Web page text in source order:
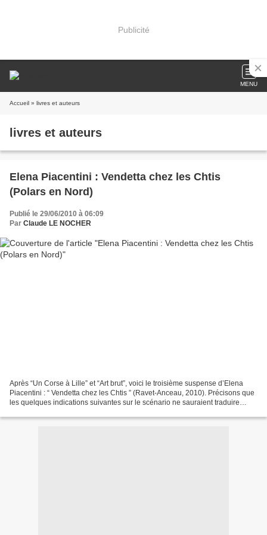
Publicité
MENU
Accueil » livres et auteurs
livres et auteurs
Elena Piacentini : Vendetta chez les Chtis
(Polars en Nord)
Publié le 29/06/2010 à 06:09
Par Claude LE NOCHER
Après “Un Corse à Lille” et “Art brut”, voici le troisième suspense d’Elena
Piacentini : “ Vendetta chez les Chtis ” (Ravet-Anceau, 2010). Précisons que
les quelques indications suivantes sur le scénario ne sauraient traduire